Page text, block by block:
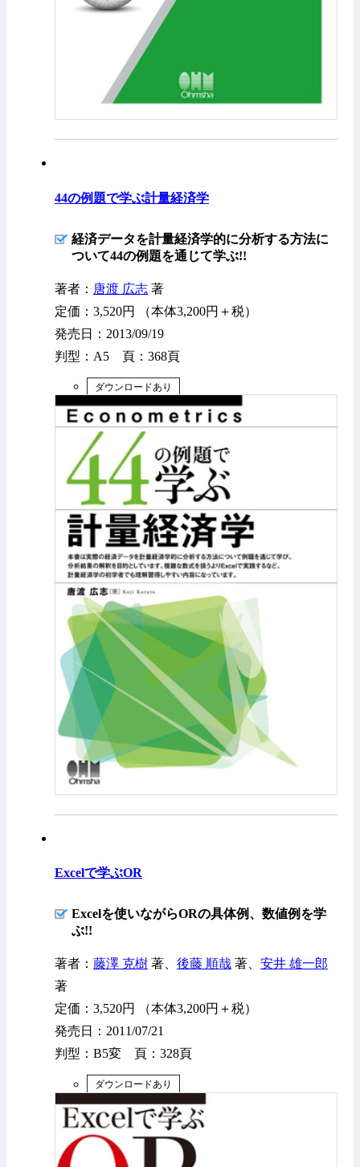
44の例題で学ぶ計量経済学
経済データを計量経済学的に分析する方法に
ついて44の例題を通じて学ぶ!!
著者： 唐渡 広志 著
定価：3,520円 （本体3,200円＋税）
発売日：2013/09/19
判型：A5 頁：368頁
ダウンロードあり
Excelで学ぶOR
Excelを使いながらORの具体例、数値例を学
ぶ!!
著者： 藤澤 克樹 著、 後藤 順哉 著、 安井 雄一郎
著
定価：3,520円 （本体3,200円＋税）
発売日：2011/07/21
判型：B5変 頁：328頁
ダウンロードあり